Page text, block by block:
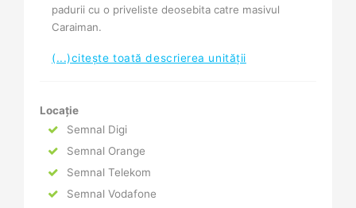
padurii cu o priveliste deosebita catre masivul
Caraiman.
(...)citește toată descrierea unității
Locație
Semnal Digi
Semnal Orange
Semnal Telekom
Semnal Vodafone